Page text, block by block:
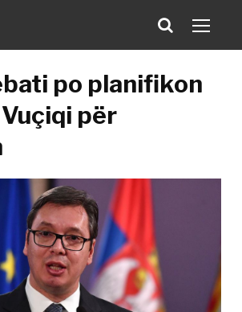
po planifikon
për